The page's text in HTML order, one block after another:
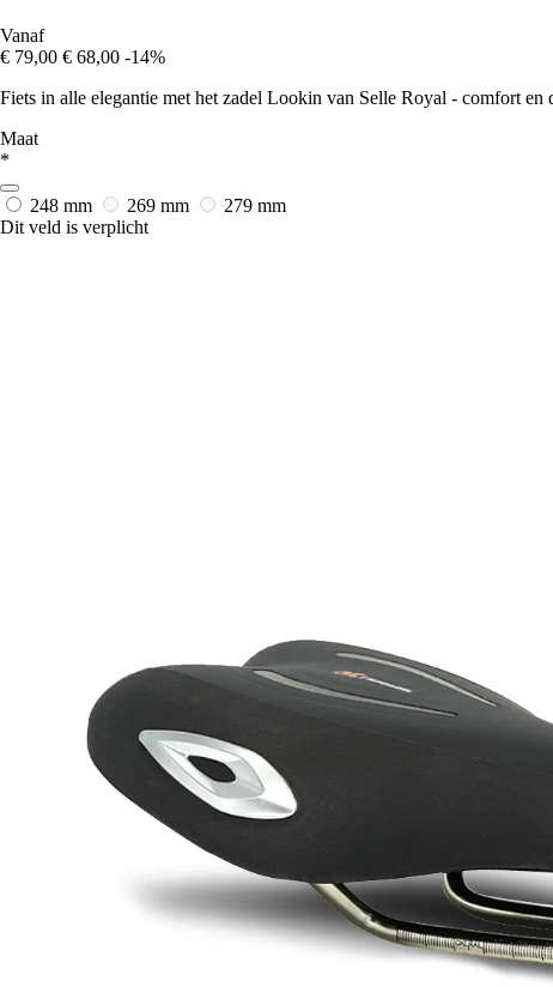
Vanaf
€ 79,00 € 68,00 -14%
Fiets in alle elegantie met het zadel Lookin van Selle Royal - comfort
Maat
*
248 mm 269 mm
279 mm
Dit veld is verplicht